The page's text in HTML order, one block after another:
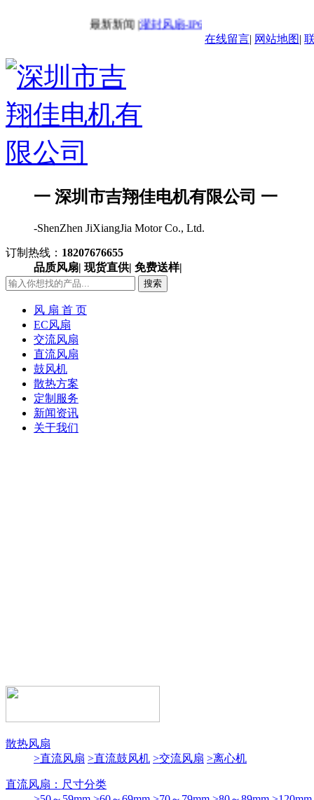
最新新闻 |灌封风扇-IP68风扇
在线留言| 网站地图|
一 深圳市吉翔佳电机有限公司 一
-ShenZhen JiXiangJia Motor Co., Ltd.
订制热线： 18207676655
品质风扇| 现货直供| 免费送样|
搜索
风 扇 首 页
EC风扇
交流风扇
直流风扇
鼓风机
散热方案
定制服务
新闻资讯
关于我们
散热风扇
>直流风扇 >直流鼓风机 >交流风扇 >离心机
直流风扇：尺寸分类